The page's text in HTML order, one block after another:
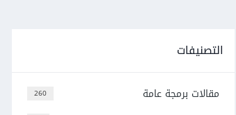
التصنيفات
260 مقالات برمجة عامة